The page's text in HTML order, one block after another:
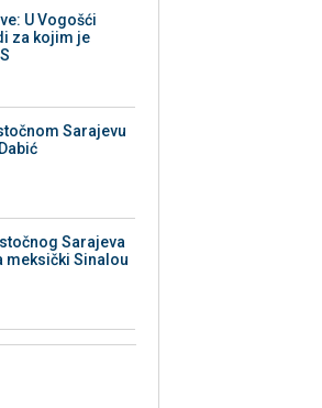
U Vogošći
za kojim je
Sarajevu
Sarajeva
meksički Sinalou